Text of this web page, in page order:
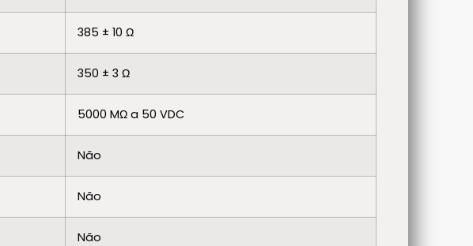
385 ± 10 Ω
350 ± 3 Ω
5000 MΩ a 50 VDC
Não
Não
Não